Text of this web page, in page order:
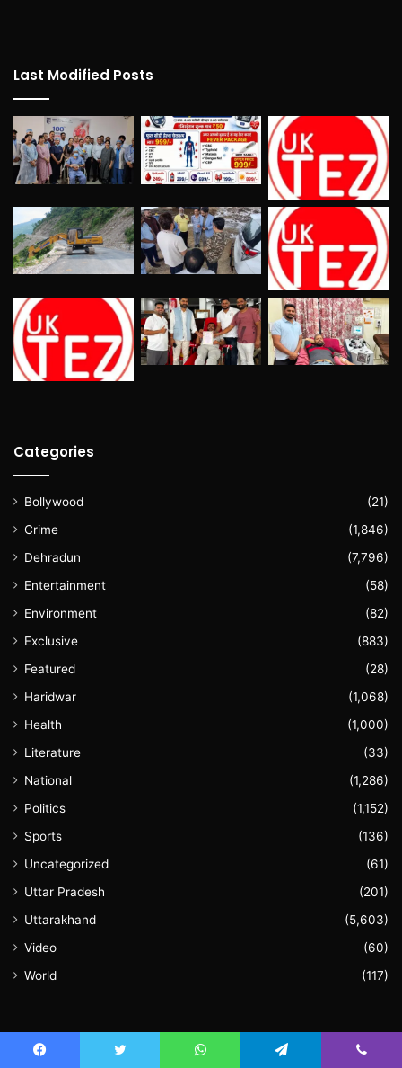
Last Modified Posts
Categories
Bollywood
(21)
Crime
(1,846)
Dehradun
(7,796)
Entertainment
(58)
Environment
(82)
Exclusive
(883)
Featured
(28)
Haridwar
(1,068)
Health
(1,000)
Literature
(33)
National
(1,286)
Politics
(1,152)
Sports
(136)
Uncategorized
(61)
Uttar Pradesh
(201)
Uttarakhand
(5,603)
Video
(60)
World
(117)